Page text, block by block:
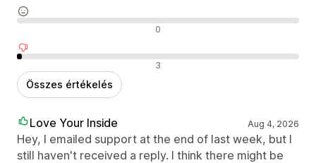
Semleges értékelések 0
Negatív értékelések 3
Összes értékelés
Love Your Inside Aug 4, 2026
Hey, I emailed support at the end of last week, but I
still haven't received a reply. I think there might be